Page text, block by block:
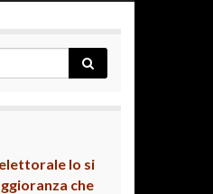
lo si
che